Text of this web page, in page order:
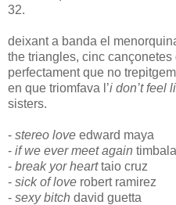
32.
deixant a banda el
the triangles, cinc
perfectament que no
en que triomfava l’i don’t feel
sisters.
- stereo love edward maya
- if we ever meet again
- break yor hearttaio cruz
- sick of love robert ramirez
- sexy bitch david guetta